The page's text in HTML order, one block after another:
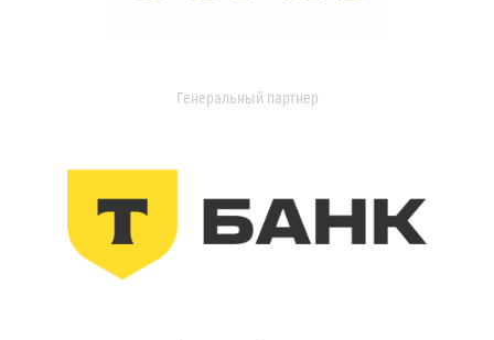
Генеральный партнер